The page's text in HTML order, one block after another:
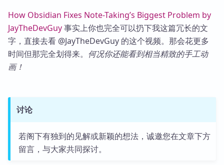
How Obsidian Fixes Note-Taking’s Biggest Problem by
JayTheDevGuy事实上你也完全可以扔下我这篇冗长的文
字，直接去看 @JayTheDevGuy 的这个视频。那会花更多
时间但那完全划得来。 何况你还能看到相当精致的手工动
画！
讨论
若阁下有独到的见解或新颖的想法，诚邀您在文章下方
留言，与大家共同探讨。